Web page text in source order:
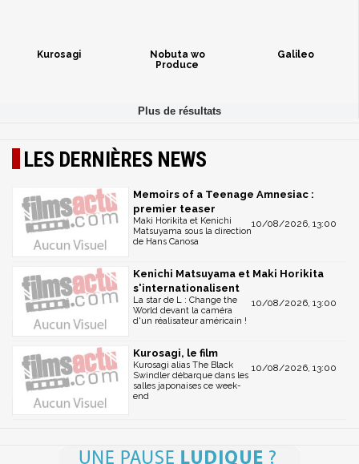
Kurosagi
Nobuta wo
Produce
Galileo
LES DERNIÈRES NEWS
Memoirs of a Teenage Amnesiac :
premier teaser
10/08/2026, 13:00
Maki Horikita et Kenichi
Matsuyama sous la direction
de Hans Canosa
Kenichi Matsuyama et Maki Horikita
s'internationalisent
10/08/2026, 13:00
La star de L : Change the
World devant la caméra
d'un réalisateur américain !
Kurosagi, le film
10/08/2026, 13:00
Kurosagi alias The Black
Swindler débarque dans les
salles japonaises ce week-
end